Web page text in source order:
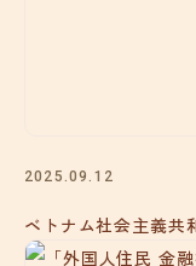
2025.09.12
ベトナム社会主義共